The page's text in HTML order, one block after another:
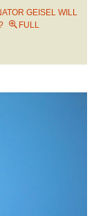
GEISEL WILL
FULL